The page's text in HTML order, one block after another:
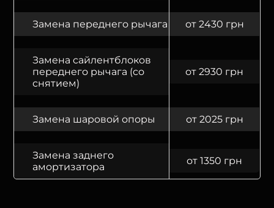
Замена переднего рычага от 2430 грн
Замена сайлентблоков
переднего рычага (со
снятием)
от 2930 грн
Замена шаровой опоры от 2025 грн
Замена заднего
амортизатора
от 1350 грн